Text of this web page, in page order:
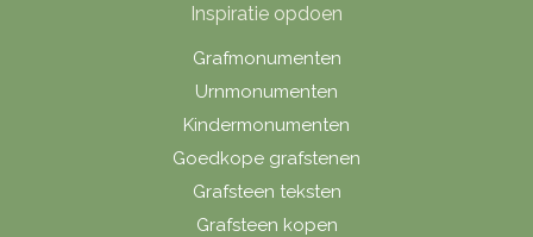
Inspiratie opdoen
Grafmonumenten
Urnmonumenten
Kindermonumenten
Goedkope grafstenen
Grafsteen teksten
Grafsteen kopen